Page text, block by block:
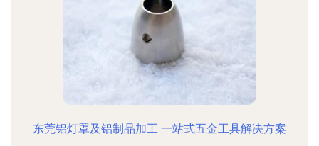
东莞铝灯罩及铝制品加工 一站式五金工具解决方案